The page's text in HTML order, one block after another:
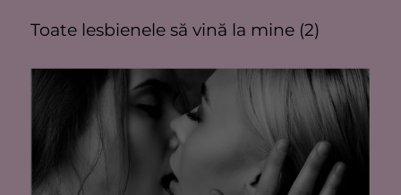
Toate lesbienele să vină la mine (2)